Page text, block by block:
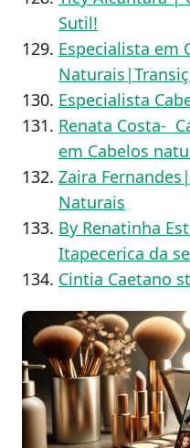
Sutil!
Especialista em
Especialista
Renata Costa-
em Cabelos
Zaira
Naturais
By Renatinha
Itapecerica da
Cintia Caetano